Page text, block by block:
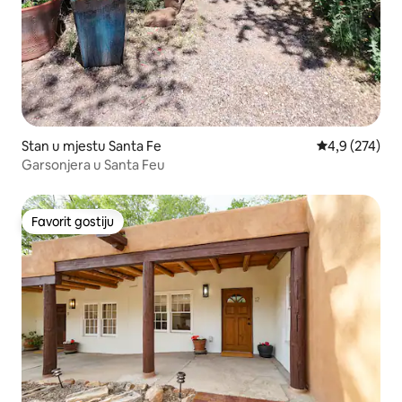
Stan u mjestu Santa Fe prosječna
4,9 (274)
Garsonjera u Santa Feu
Favorit gostiju
Favorit gostiju